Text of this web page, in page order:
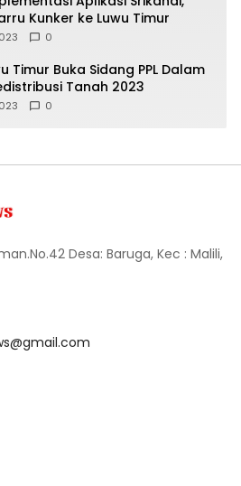
Kunker ke Luwu Timur
0
Timur Buka Sidang PPL Dalam
Tanah 2023
0
Desa: Baruga, Kec : Malili,